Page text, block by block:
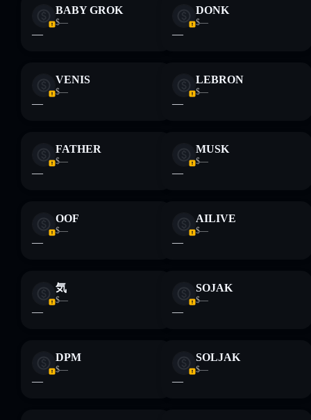
BABY GROK
$—
—
DONK
$—
—
VENIS
$—
—
LEBRON
$—
—
FATHER
$—
—
MUSK
$—
—
OOF
$—
—
AILIVE
$—
—
気
$—
—
SOJAK
$—
—
DPM
$—
—
SOLJAK
$—
—